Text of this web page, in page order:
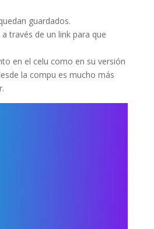
guardados.
través de un link para que
en el celu como en su versión
la compu es mucho más